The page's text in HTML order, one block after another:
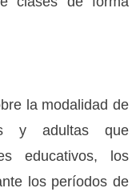
la modalidad de
y adultas que
educativos, los
los períodos de